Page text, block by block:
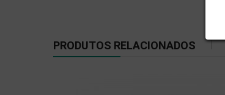
PRODUTOS RELACIONADOS